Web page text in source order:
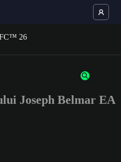
3 characters or numbers
Joseph Belmar EA